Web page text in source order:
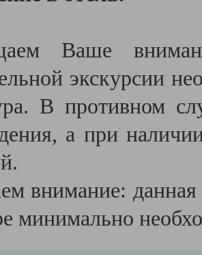
Ваше
экскурсии
В противном
а при
внимание: данная
минимально